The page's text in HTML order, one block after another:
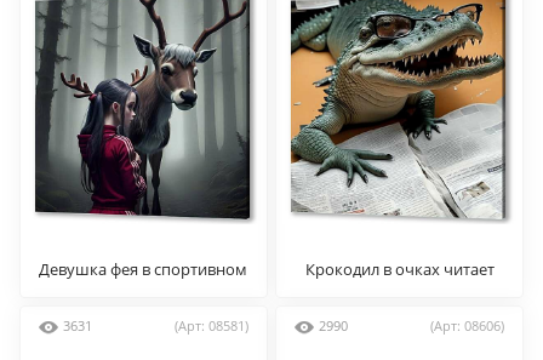
Девушка фея в спортивном
Крокодил в очках читает
3631 (Арт: 08581) 2990 (Арт: 08606)